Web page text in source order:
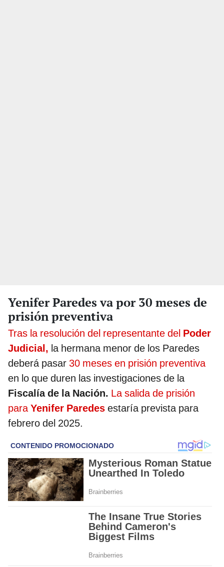
Yenifer Paredes va por 30 meses de
prisión preventiva
Tras la resolución del representante del Poder
Judicial, la hermana menor de los Paredes
deberá pasar 30 meses en prisión preventiva
en lo que duren las investigaciones de la
Fiscalía de la Nación. La salida de prisión
paraYenifer Paredes estaría prevista para
febrero del 2025.